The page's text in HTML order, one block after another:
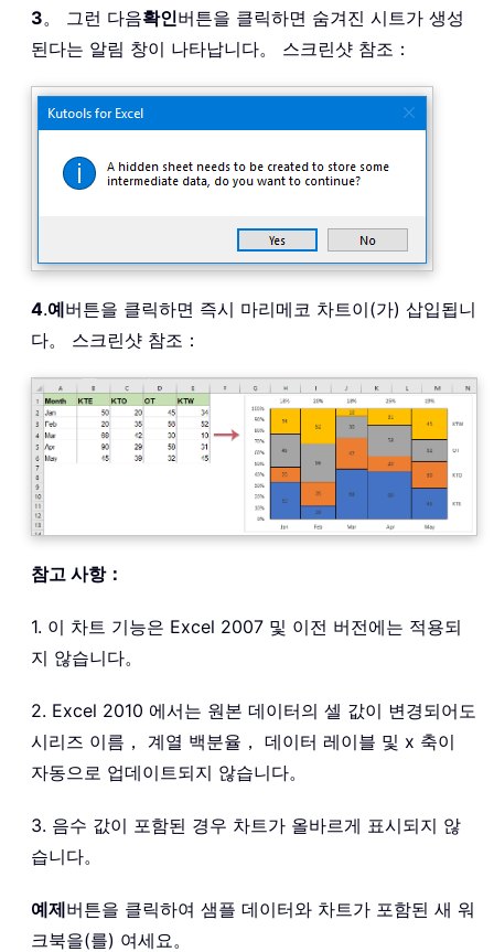
3。 그런 다음확인버튼을 클릭하면 숨겨진 시트가 생성
된다는 알림 창이 나타납니다。 스크린샷 참조：
4.예버튼을 클릭하면 즉시 마리메코 차트이(가) 삽입됩니
다。 스크린샷 참조：
참고 사항：
1. 이 차트 기능은 Excel 2007 및 이전 버전에는 적용되
지 않습니다。
2. Excel 2010 에서는 원본 데이터의 셀 값이 변경되어도
시리즈 이름， 계열 백분율， 데이터 레이블 및 x 축이
자동으로 업데이트되지 않습니다。
3. 음수 값이 포함된 경우 차트가 올바르게 표시되지 않
습니다。
예제버튼을 클릭하여 샘플 데이터와 차트가 포함된 새 워
크북을(를) 여세요。